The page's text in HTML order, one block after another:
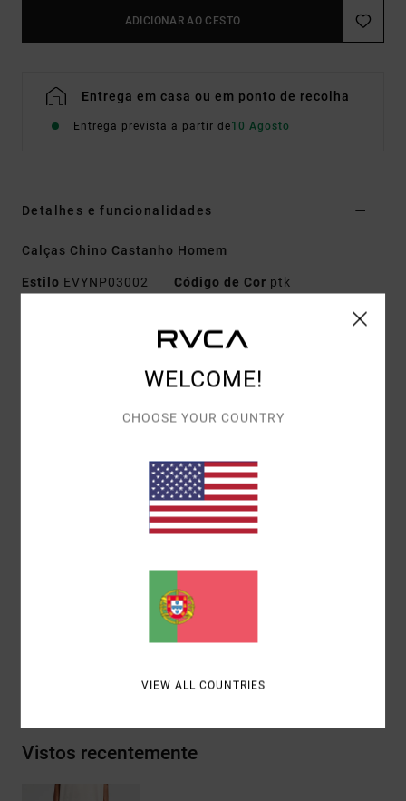
ADICIONAR AO CESTO
Entrega em casa ou em ponto de recolha
Entrega prevista a partir de10 Agosto
Detalhes e funcionalidades
Calças Chino Castanho Homem
Estilo EVYNP03002 Código de Cor ptk
Abertura da perna:18" / 45.7 cm
bolsos frontais com abertura lateral e bolso
traseiro embutido.
[Tecido principal] 100% algodão
Envio& Devoluciones
Vistos recentemente
WELCOME!
CHOOSE YOUR COUNTRY
VIEW ALL COUNTRIES